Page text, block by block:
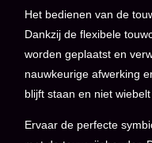
Het bedienen van de
Dankzij de flexibele
worden geplaatst en
nauwkeurige afwerking
blijft staan en niet
Ervaar de perfecte